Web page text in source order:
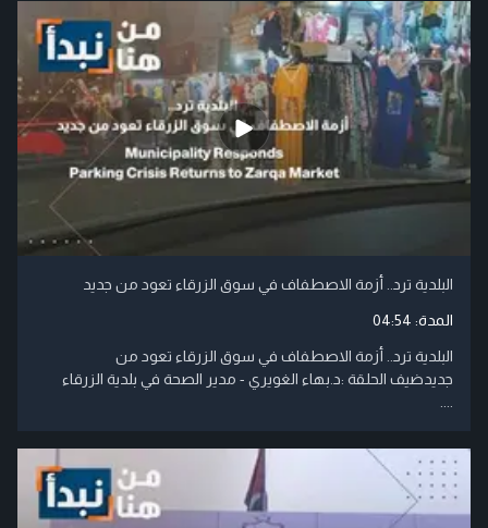
البلدية ترد.. أزمة الاصطفاف في سوق الزرقاء تعود من جديد
المدة: 04:54
البلدية ترد.. أزمة الاصطفاف في سوق الزرقاء تعود من
جديدضيف الحلقة :د.بهاء الغويري - مدير الصحة في بلدية الزرقاء